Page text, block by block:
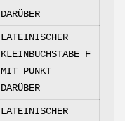
DARÜBER
LATEINISCHER
KLEINBUCHSTABE F
MIT PUNKT
DARÜBER
LATEINISCHER